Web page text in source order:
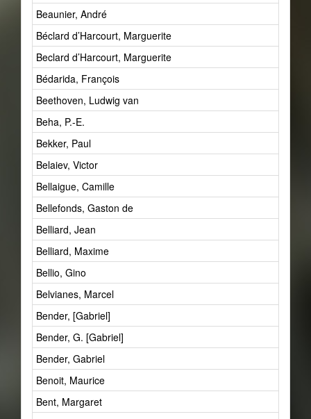
Beaunier, André
Béclard d’Harcourt, Marguerite
Beclard d’Harcourt, Marguerite
Bédarida, François
Beethoven, Ludwig van
Beha, P.-E.
Bekker, Paul
Belaiev, Victor
Bellaigue, Camille
Bellefonds, Gaston de
Belliard, Jean
Belliard, Maxime
Bellio, Gino
Belvianes, Marcel
Bender, [Gabriel]
Bender, G. [Gabriel]
Bender, Gabriel
Benoit, Maurice
Bent, Margaret